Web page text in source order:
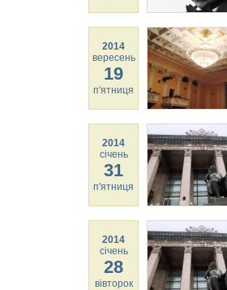
2014
вересень
19
п'ятниця
2014
січень
31
п'ятниця
2014
січень
28
вівторок